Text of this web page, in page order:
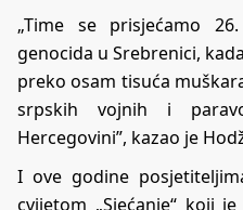
„Time se prisjećamo
genocida u Srebrenici,
preko osam tisuća
srpskih vojnih i
Hercegovini”, kazao je
I ove godine
cvijetom „Sjećanje“ koji